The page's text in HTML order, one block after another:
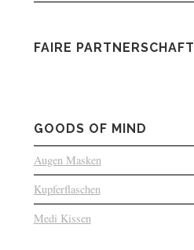
FAIRE PARTNERSCHAFT
GOODS OF MIND
Augen Masken
Kupferflaschen
Medi Kissen